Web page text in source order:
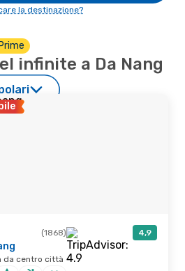
la destinazione?
infinite a Da Nang
(1868) 4,9
da centro città